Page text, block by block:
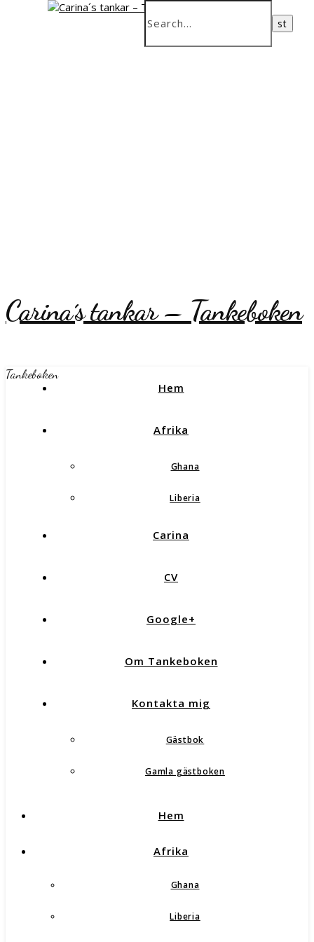
Carina´s tankar – Tankeboken
Tankeboken
Hem
Afrika
Ghana
Liberia
Carina
CV
Google+
Om Tankeboken
Kontakta mig
Gästbok
Gamla gästboken
Hem
Afrika
Ghana
Liberia